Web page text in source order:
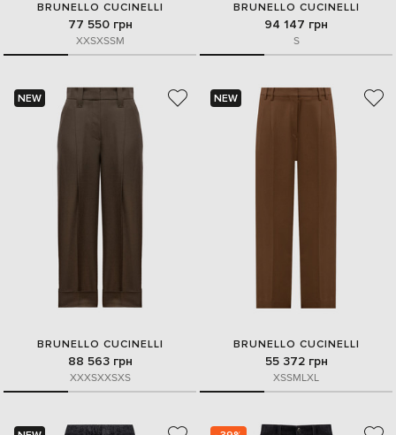
BRUNELLO CUCINELLI
77 550 грн
XXSXSSM
BRUNELLO CUCINELLI
94 147 грн
S
NEW
BRUNELLO CUCINELLI
88 563 грн
XXXSXXSXS
NEW
BRUNELLO CUCINELLI
55 372 грн
XSSMLXL